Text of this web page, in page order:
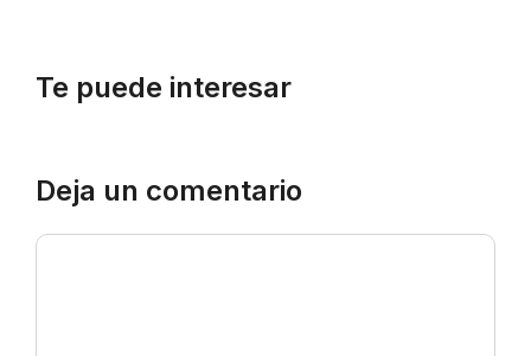
Te puede interesar
Deja un comentario
Comentario